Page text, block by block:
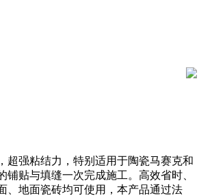
超强粘结力，特别适用于陶瓷马赛克和
铺贴与填缝一次完成施工。高效省时、
、地面瓷砖均可使用，本产品通过法